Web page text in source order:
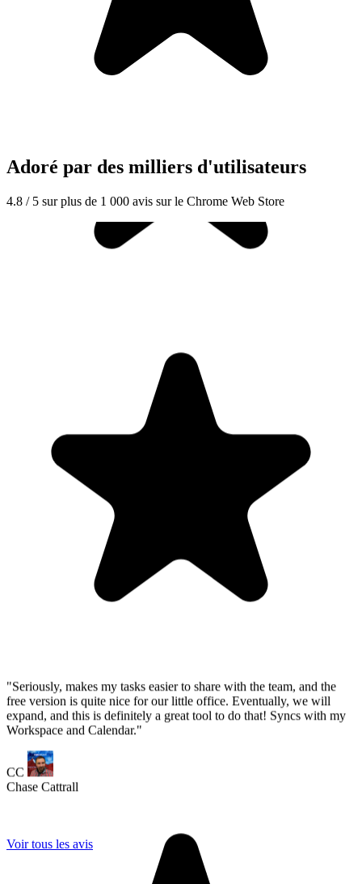
Adoré par des milliers d'utilisateurs
4.8 / 5 sur plus de 1 000 avis sur le Chrome Web Store
"Seriously, makes my tasks easier to share with the team, and the
free version is quite nice for our little office. Eventually, we will
expand, and this is definitely a great tool to do that! Syncs with my
Workspace and Calendar."
Voir tous les avis